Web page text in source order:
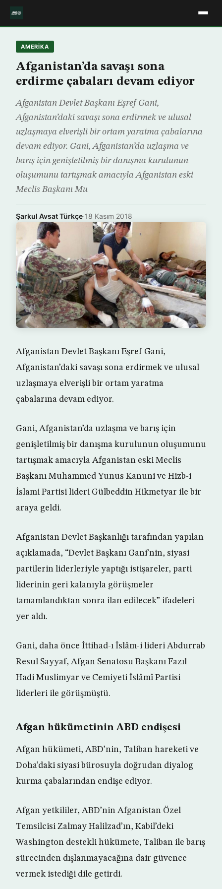
AMERIKA
Afganistan’da savaşı sona
erdirme çabaları devam ediyor
Afganistan Devlet Başkanı Eşref Gani,
Afganistan’daki savaşı sona erdirmek ve ulusal
uzlaşmaya elverişli bir ortam yaratma çabalarına
devam ediyor. Gani, Afganistan’da uzlaşma ve
barış için genişletilmiş bir danışma kurulunun
oluşumunu tartışmak amacıyla Afganistan eski
Meclis Başkanı Mu
Şarkul Avsat Türkçe·18 Kasım 2018
Afganistan Devlet Başkanı Eşref Gani,
Afganistan’daki savaşı sona erdirmek ve ulusal
uzlaşmaya elverişli bir ortam yaratma
çabalarına devam ediyor.
Gani, Afganistan’da uzlaşma ve barış için
genişletilmiş bir danışma kurulunun oluşumunu
tartışmak amacıyla Afganistan eski Meclis
Başkanı Muhammed Yunus Kanuni ve Hizb-i
İslami Partisi lideri Gülbeddin Hikmetyar ile bir
araya geldi.
Afganistan Devlet Başkanlığı tarafından yapılan
açıklamada, “Devlet Başkanı Gani’nin, siyasi
partilerin liderleriyle yaptığı istişareler, parti
liderinin geri kalanıyla görüşmeler
tamamlandıktan sonra ilan edilecek” ifadeleri
yer aldı.
Gani, daha önce İttihad-ı İslâm-i lideri Abdurrab
Resul Sayyaf, Afgan Senatosu Başkanı Fazıl
Hadi Muslimyar ve Cemiyeti İslâmî Partisi
liderleri ile görüşmüştü.
Afgan hükümetinin ABD endişesi
Afgan hükümeti, ABD’nin, Taliban hareketi ve
Doha’daki siyasi bürosuyla doğrudan diyalog
kurma çabalarından endişe ediyor.
Afgan yetkililer, ABD’nin Afganistan Özel
Temsilcisi Zalmay Halilzad’ın, Kabil’deki
Washington destekli hükümete, Taliban ile barış
sürecinden dışlanmayacağına dair güvence
vermek istediği dile getirdi.